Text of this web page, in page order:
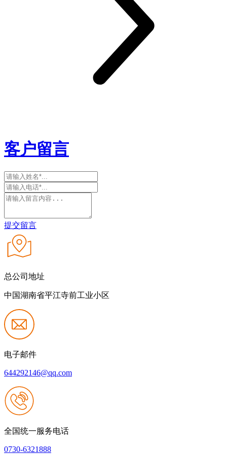
客户留言
提交留言
总公司地址
中国湖南省平江寺前工业小区
电子邮件
644292146@qq.com
全国统一服务电话
0730-6321888